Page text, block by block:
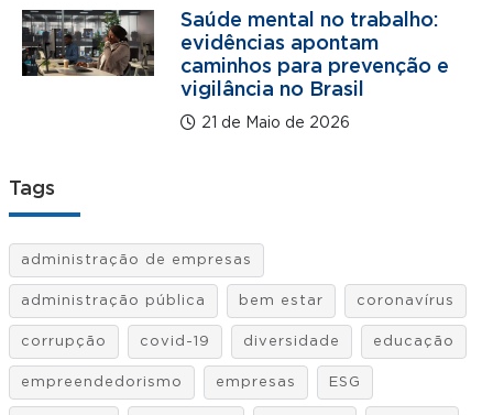
Saúde mental no trabalho:
evidências apontam
caminhos para prevenção e
vigilância no Brasil
21 de Maio de 2026
Tags
administração de empresas
administração pública bem estar coronavírus
corrupção covid-19 diversidade educação
empreendedorismo empresas ESG